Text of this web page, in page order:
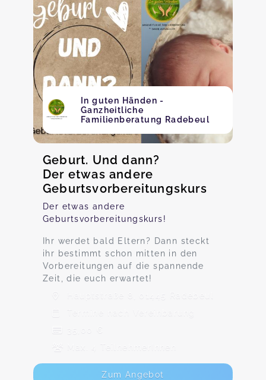
In guten Händen -
Ganzheitliche
Familienberatung Radebeul
Geburt. Und dann?
Der etwas andere
Geburtsvorbereitungskurs
Der etwas andere
Geburtsvorbereitungskurs!
Ihr werdet bald Eltern? Dann steckt
ihr bestimmt schon mitten in den
Vorbereitungen auf die spannende
Zeit, die euch erwartet!
Hauptstraße 8, 01445 Radebeul
Termine nach Vereinbarung
35,00 €
Max. 4 TeilnehmerInnen
Zum Angebot